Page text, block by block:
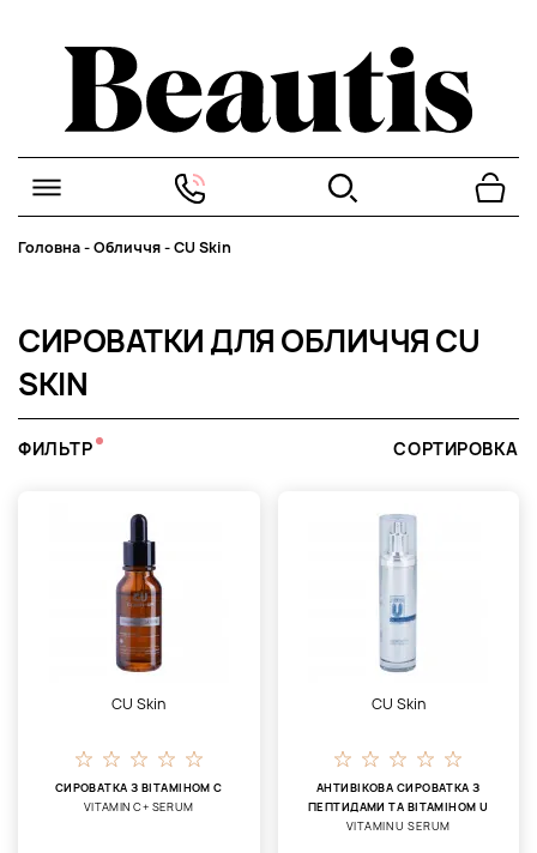
Головна-Обличчя-CU Skin
СИРОВАТКИ ДЛЯ ОБЛИЧЧЯ CU
SKIN
ФИЛЬТР СОРТИРОВКА
CU Skin
СИРОВАТКА З ВІТАМІНОМ С
VITAMIN C+ SERUM
CU Skin
АНТИВІКОВА СИРОВАТКА З
ПЕПТИДАМИ ТА ВІТАМІНОМ U
VITAMIN U SERUM